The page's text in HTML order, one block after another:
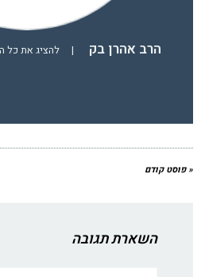
הרב אהרן בק | להציג את כל
« פוסט קודם
השארת תגובה